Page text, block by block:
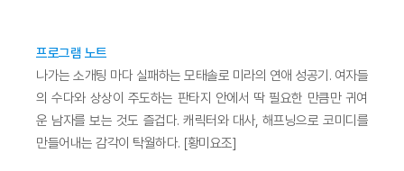
프로그램 노트
나가는 소개팅 마다 실패하는 모태솔로 미라의 연애 성공기. 여자들
의 수다와 상상이 주도하는 판타지 안에서 딱 필요한 만큼만 귀여
운 남자를 보는 것도 즐겁다. 캐릭터와 대사, 해프닝으로 코미디를
만들어내는 감각이 탁월하다. [황미요조]